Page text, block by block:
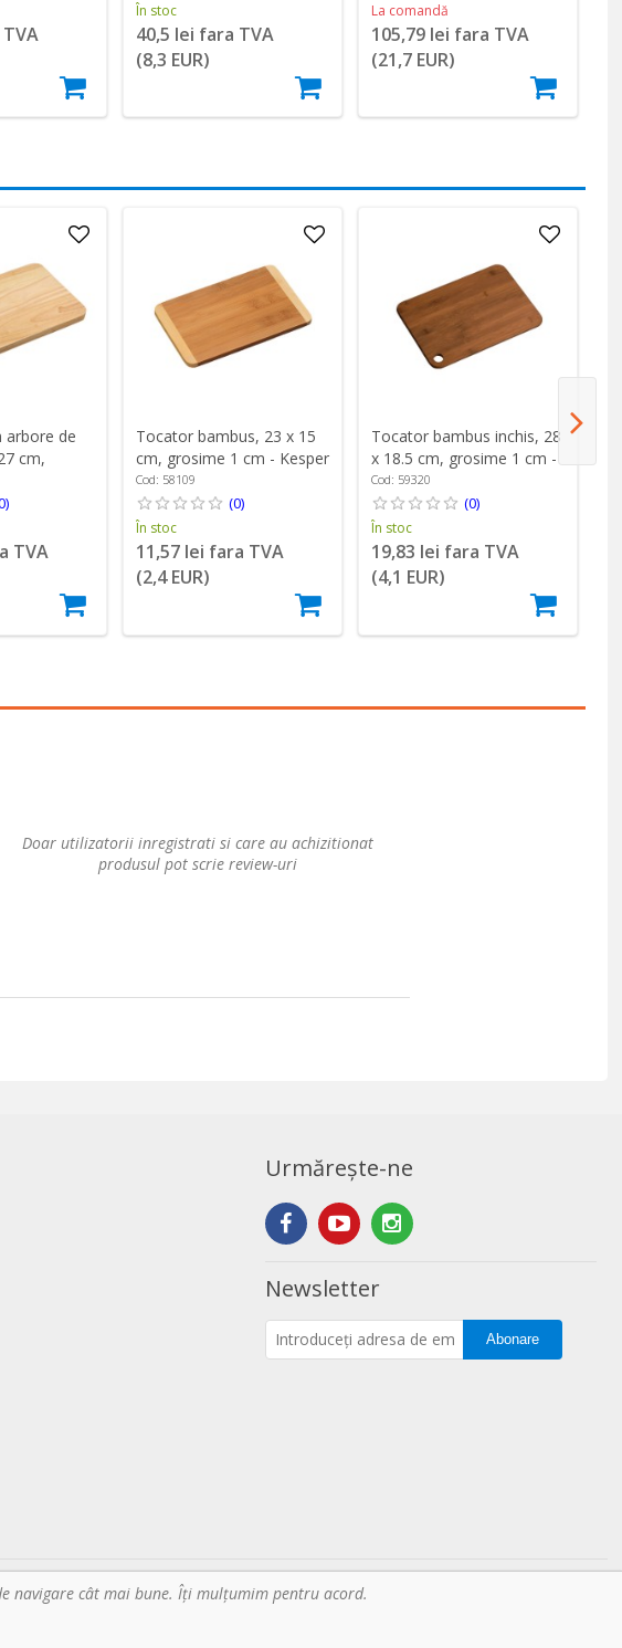
În stoc
40,5 lei fara TVA
(8,3 EUR)
La comandă
105,79 lei fara TVA
(21,7 EUR)
arbore de
cm,
- Kesper
TVA
Tocator bambus, 23 x 15
cm, grosime 1 cm - Kesper
Cod: 58109
(0)
În stoc
11,57 lei fara TVA
(2,4 EUR)
Tocator bambus inchis, 28
x 18.5 cm, grosime 1 cm -
Kesper
Cod: 59320
(0)
În stoc
19,83 lei fara TVA
(4,1 EUR)
Doar utilizatorii inregistrati si care au achizitionat
produsul pot scrie review-uri
Urmărește-ne
Newsletter
Abonare
- Pentru profesionistii din bucatarie. Toate drepturile rezervate.
navigare cât mai bune. Îţi mulțumim pentru acord.